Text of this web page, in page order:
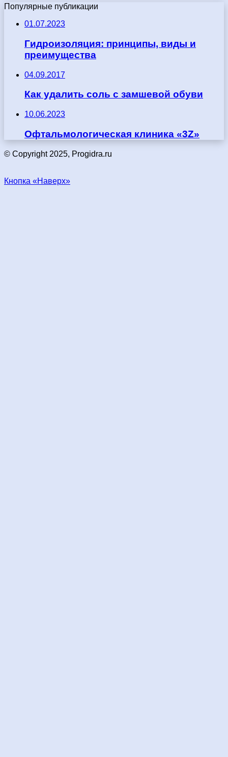
Популярные публикации
01.07.2023
Гидроизоляция: принципы, виды и
преимущества
04.09.2017
Как удалить соль с замшевой обуви
10.06.2023
Офтальмологическая клиника «3Z»
© Copyright 2025, Progidra.ru
Кнопка «Наверх»